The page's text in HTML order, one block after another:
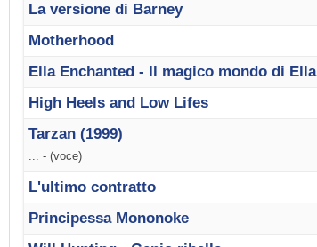
La versione di Barney
Motherhood
Ella Enchanted - Il magico mondo di Ella
High Heels and Low Lifes
Tarzan (1999)
... - (voce)
L'ultimo contratto
Principessa Mononoke